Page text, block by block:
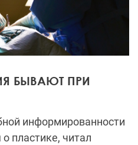
БЫВАЮТ ПРИ
информированности
пластике, читал